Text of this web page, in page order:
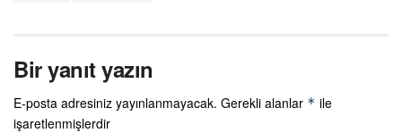
Bir yanıt yazın
E-posta adresiniz yayınlanmayacak. Gerekli alanlar * ile
işaretlenmişlerdir